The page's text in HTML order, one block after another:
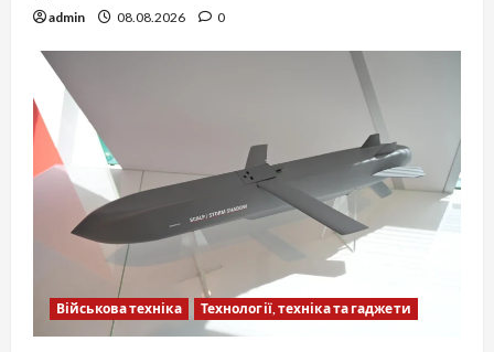
admin 08.08.2026 0
Військова техніка Технології, техніка та гаджети